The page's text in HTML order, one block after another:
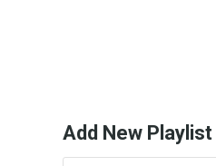
Add New Playlist